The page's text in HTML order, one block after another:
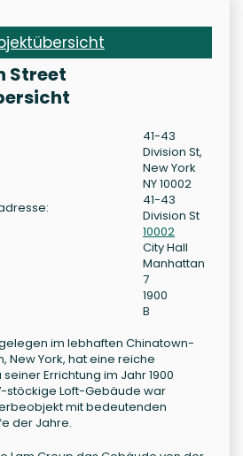
Street
41-43
Division St,
New York
NY 10002
41-43
Division St
10002
City Hall
Manhattan
7
1900
B
im lebhaften Chinatown-
New York, hat eine reiche
Errichtung im Jahr 1900
stöckige Loft-Gebäude war
mit bedeutenden
der Jahre.